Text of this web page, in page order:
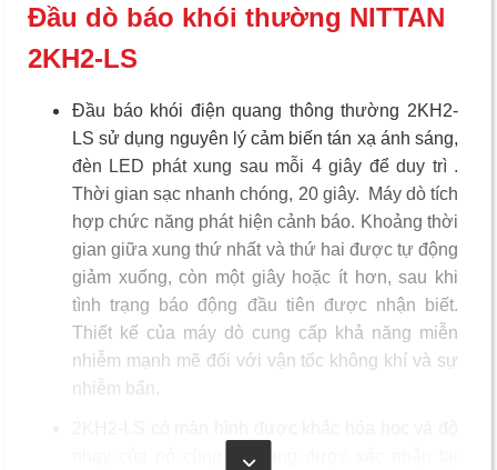
Đầu dò báo khói thường NITTAN
2KH2-LS
Đầu báo khói điện quang thông thường 2KH2-
LS sử dụng nguyên lý cảm biến tán xạ ánh sáng,
đèn LED phát xung sau mỗi 4 giây để duy trì .
Thời gian sạc nhanh chóng, 20 giây. Máy dò tích
hợp chức năng phát hiện cảnh báo. Khoảng thời
gian giữa xung thứ nhất và thứ hai được tự động
giảm xuống, còn một giây hoặc ít hơn, sau khi
tình trạng báo động đầu tiên được nhận biết.
Thiết kế của máy dò cung cấp khả năng miễn
nhiễm mạnh mẽ đối với vận tốc không khí và sự
nhiễm bẩn.
nhạy của nó cũng dễ dàng được xác nhận tại